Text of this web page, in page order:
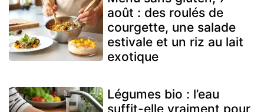
août : des roulés de
courgette, une salade
estivale et un riz au lait
exotique
Légumes bio : l’eau
suffit-elle vraiment pour